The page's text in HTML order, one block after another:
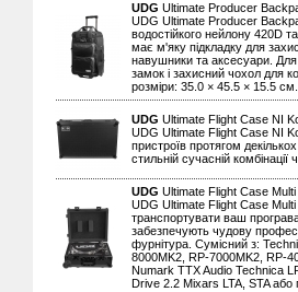
UDG Ultimate Producer
UDG Ultimate Producer
водостійкого нейлону 420D
має м'яку підкладку для
навушники та аксесуари. Для
замок і захисний чохол для
розміри: 35.0 × 45.5 × 15.5
UDG Ultimate Flight Case NI
UDG Ultimate Flight Case NI
пристроїв протягом
стильній сучасній комбінації
UDG Ultimate Flight Case
UDG Ultimate Flight Case
транспортувати ваш
забезпечують чудову
фурнітура. Сумісний з:
8000MK2, RP-7000MK2, RP-
Numark TTX Audio Technica
Drive 2.2 Mixars LTA, STA або